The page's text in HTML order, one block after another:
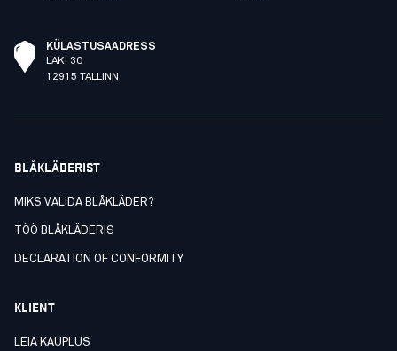
KÜLASTUSAADRESS
LAKI 30
12915 TALLINN
BLÅKLÄDERIST
MIKS VALIDA BLÅKLÄDER?
TÖÖ BLÅKLÄDERIS
DECLARATION OF CONFORMITY
KLIENT
LEIA KAUPLUS